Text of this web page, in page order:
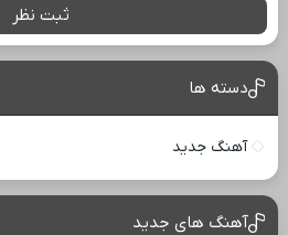
ثبت نظر
دسته ها
آهنگ جدید
آهنگ های جدید